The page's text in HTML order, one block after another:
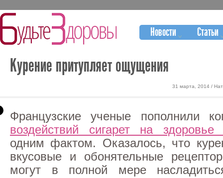
Новости Статьи
Курение притупляет ощущения
31 марта, 2014 /
Французские ученые пополнили
воздействий сигарет на здоровье
одним фактом. Оказалось, что
вкусовые и обонятельные
могут в полной мере